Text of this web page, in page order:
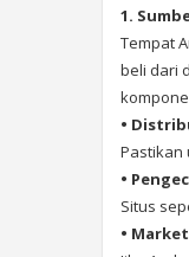
1.
Tempat
beli dari
•
Pastikan
•
Situs
•